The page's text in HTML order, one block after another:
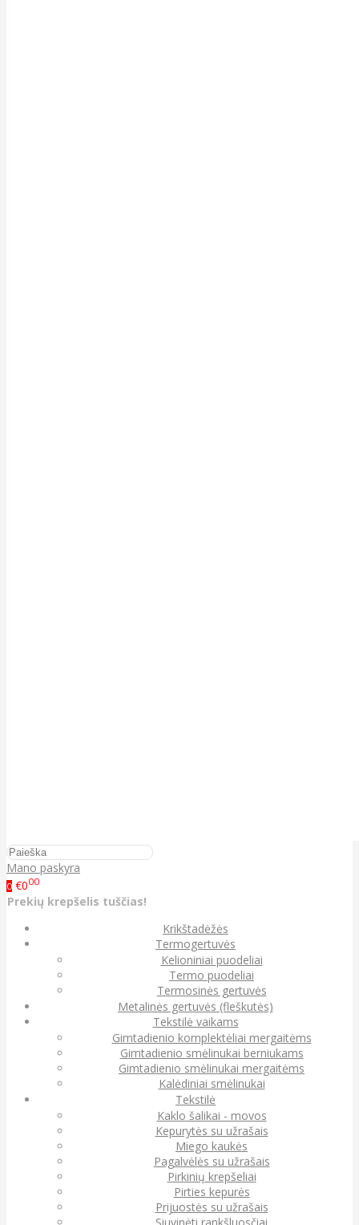
Mano paskyra
0 €000
Prekių krepšelis tuščias!
Krikštadėžės
Termogertuvės
Kelioniniai puodeliai
Termo puodeliai
Termosinės gertuvės
Metalinės gertuvės (fleškutės)
Tekstilė vaikams
Gimtadienio komplektėliai mergaitėms
Gimtadienio smėlinukai berniukams
Gimtadienio smėlinukai mergaitėms
Kalėdiniai smėlinukai
Tekstilė
Kaklo šalikai - movos
Kepurytės su užrašais
Miego kaukės
Pagalvėlės su užrašais
Pirkinių krepšeliai
Pirties kepurės
Prijuostės su užrašais
Siuvinėti rankšluosčiai